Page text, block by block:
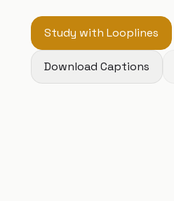
Study with Looplines
Download Captions